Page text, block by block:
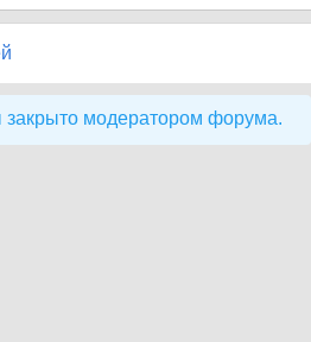
модератором форума.